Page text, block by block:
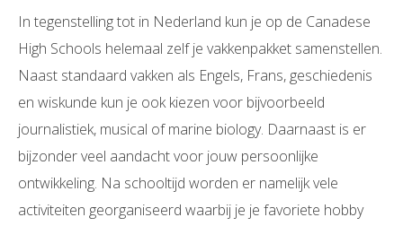
In tegenstelling tot in Nederland kun je op de Canadese
High Schools helemaal zelf je vakkenpakket samenstellen.
Naast standaard vakken als Engels, Frans, geschiedenis
en wiskunde kun je ook kiezen voor bijvoorbeeld
journalistiek, musical of marine biology. Daarnaast is er
bijzonder veel aandacht voor jouw persoonlijke
ontwikkeling. Na schooltijd worden er namelijk vele
activiteiten georganiseerd waarbij je je favoriete hobby